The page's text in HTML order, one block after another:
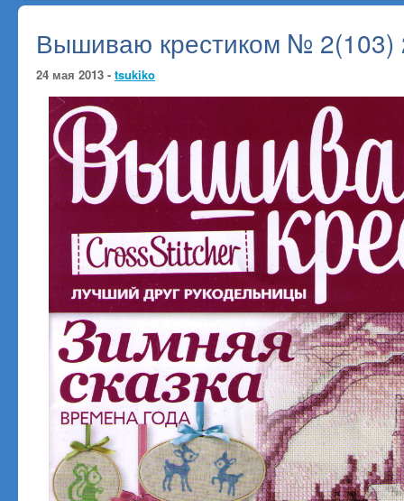
Вышиваю крестиком № 2(103)
24 мая 2013 - tsukiko